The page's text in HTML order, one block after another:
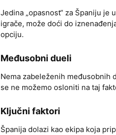
Jedina „opasnost“ za Španiju je
igrače, može doći do
opciju.
Međusobni dueli
Nema zabeleženih međusobnih
se ne možemo osloniti na taj
Ključni faktori
Španija dolazi kao ekipa koja